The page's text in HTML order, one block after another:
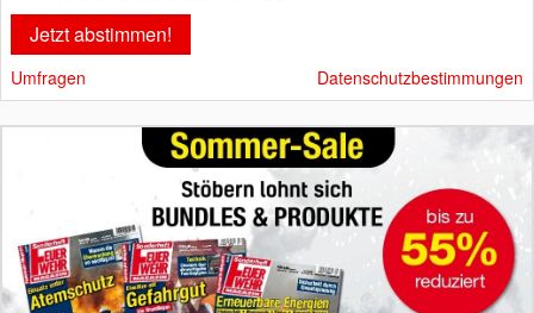
Umfragen Datenschutzbestimmungen